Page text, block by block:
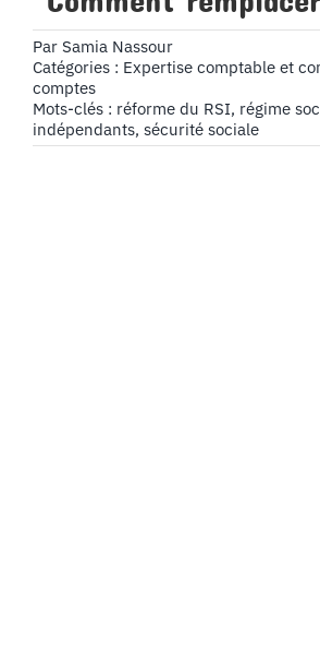
Par Samia Nassour
Catégories : Expertise comptable et
comptes
Mots-clés : réforme du RSI, régime
indépendants, sécurité sociale